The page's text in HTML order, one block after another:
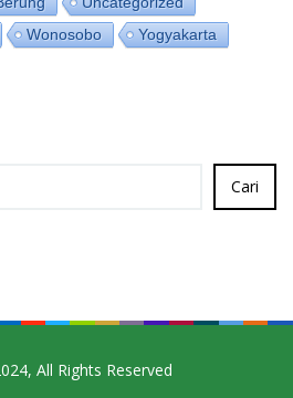
Wonosobo Yogyakarta
Cari
All Rights Reserved